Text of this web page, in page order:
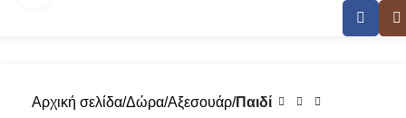
Αρχική σελίδα Δώρα Αξεσουάρ Παιδί